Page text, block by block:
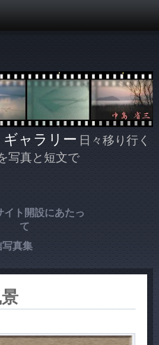
ャラリー 日々移り行く
写真と短文で
イト開設にあたっ
て
写真集